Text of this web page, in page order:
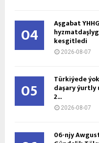
04 Aşgabat
kesgitledi
2026-08-07
05 Türkiýede
daşary ýurtly
2...
2026-08-07
06-njy